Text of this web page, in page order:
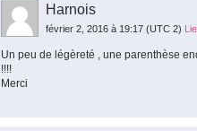
Harnois
février 2, 2016 à 19:17 (UTC 2)
Un peu de légèreté , une parenthèse
!!!!
Merci